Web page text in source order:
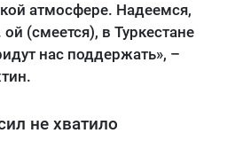
атмосфере. Надеемся,
(смеется), в Туркестане
нас поддержать», –
не хватило